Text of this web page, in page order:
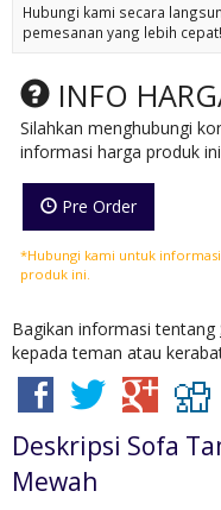
Hubungi kami secara
pemesanan yang lebih cepat!
INFO
Silahkan menghubungi
informasi harga produk
Pre Order
*Hubungi kami untuk
produk ini.
Bagikan informasi tentang
kepada teman atau
Deskripsi Sofa
Mewah